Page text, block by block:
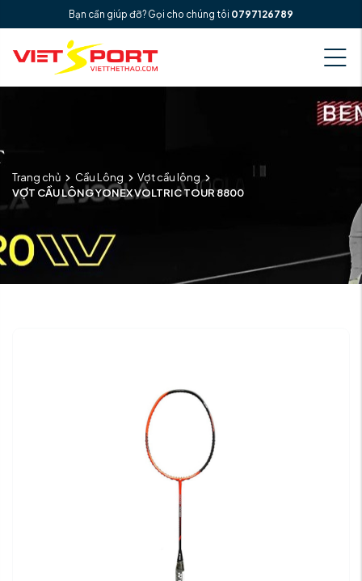
Bạn cần giúp đỡ? Gọi cho chúng tôi 0797126789
Trang chủ Cầu Lông
Vợt cầu lông
VỢT CẦU LÔNG YONEX VOLTRIC TOUR 8800